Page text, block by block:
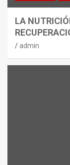
LA
admin